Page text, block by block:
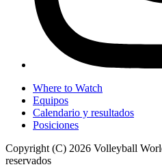
Where to Watch
Equipos
Calendario y resultados
Posiciones
Copyright (C) 2026 Volleyball
reservados